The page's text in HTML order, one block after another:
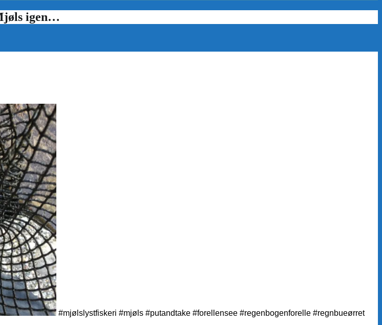
#mjølslystfiskeri #mjøls #putandtake #forellensee #regenbogenforelle #regnbueørret